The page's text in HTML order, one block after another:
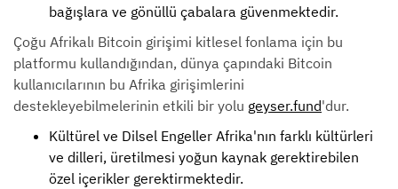
bağışlara ve gönüllü çabalara güvenmektedir.
Çoğu Afrikalı Bitcoin girişimi kitlesel fonlama için bu
platformu kullandığından, dünya çapındaki Bitcoin
kullanıcılarının bu Afrika girişimlerini
destekleyebilmelerinin etkili bir yolu geyser.fund'dur.
Kültürel ve Dilsel Engeller Afrika'nın farklı kültürleri
ve dilleri, üretilmesi yoğun kaynak gerektirebilen
özel içerikler gerektirmektedir.